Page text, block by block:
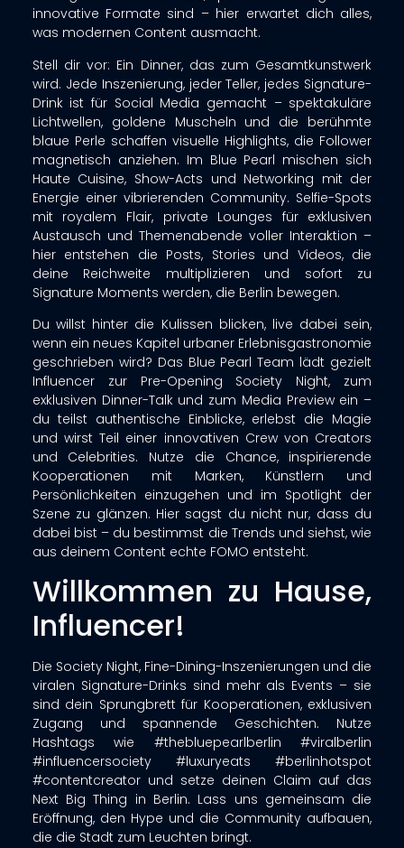
innovative Formate sind – hier erwartet dich alles,
was modernen Content ausmacht.
Stell dir vor: Ein Dinner, das zum Gesamtkunstwerk
wird. Jede Inszenierung, jeder Teller, jedes Signature-
Drink ist für Social Media gemacht – spektakuläre
Lichtwellen, goldene Muscheln und die berühmte
blaue Perle schaffen visuelle Highlights, die Follower
magnetisch anziehen. Im Blue Pearl mischen sich
Haute Cuisine, Show-Acts und Networking mit der
Energie einer vibrierenden Community. Selfie-Spots
mit royalem Flair, private Lounges für exklusiven
Austausch und Themenabende voller Interaktion –
hier entstehen die Posts, Stories und Videos, die
deine Reichweite multiplizieren und sofort zu
Signature Moments werden, die Berlin bewegen.​
Du willst hinter die Kulissen blicken, live dabei sein,
wenn ein neues Kapitel urbaner Erlebnisgastronomie
geschrieben wird? Das Blue Pearl Team lädt gezielt
Influencer zur Pre-Opening Society Night, zum
exklusiven Dinner-Talk und zum Media Preview ein –
du teilst authentische Einblicke, erlebst die Magie
und wirst Teil einer innovativen Crew von Creators
und Celebrities. Nutze die Chance, inspirierende
Kooperationen mit Marken, Künstlern und
Persönlichkeiten einzugehen und im Spotlight der
Szene zu glänzen. Hier sagst du nicht nur, dass du
dabei bist – du bestimmst die Trends und siehst, wie
aus deinem Content echte FOMO entsteht.
Willkommen zu Hause,
Influencer!
Die Society Night, Fine-Dining-Inszenierungen und die
viralen Signature-Drinks sind mehr als Events – sie
sind dein Sprungbrett für Kooperationen, exklusiven
Zugang und spannende Geschichten. Nutze
Hashtags wie #thebluepearlberlin #viralberlin
#influencersociety #luxuryeats #berlinhotspot
#contentcreator und setze deinen Claim auf das
Next Big Thing in Berlin. Lass uns gemeinsam die
Eröffnung, den Hype und die Community aufbauen,
die die Stadt zum Leuchten bringt.